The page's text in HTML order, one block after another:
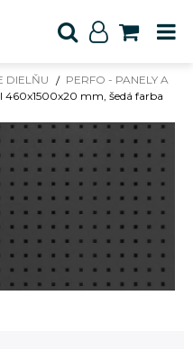
DIELŇU
PERFO - PANELY A
460x1500x20 mm, šedá farba